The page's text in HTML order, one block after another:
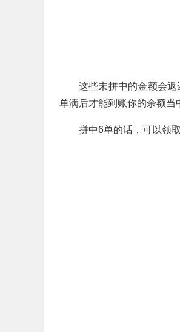
这些未拼中的金额会
单满后才能到账你的余额当
拼中6单的话，可以领